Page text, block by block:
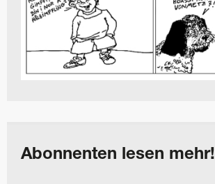
Abonnenten lesen mehr!